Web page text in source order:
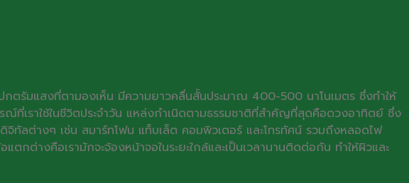
กตรัมแสงที่ตามองเห็น มีความยาวคลื่นสั้นประมาณ 400-500 นาโนเมตร ซึ่งทำให้
เราใช้ในชีวิตประจำวัน แหล่งกำเนิดตามธรรมชาติที่สำคัญที่สุดคือดวงอาทิตย์ ซึ่ง
ลต่างๆ เช่น สมาร์ทโฟน แท็บเล็ต คอมพิวเตอร์ และโทรทัศน์ รวมถึงหลอดไฟ
ต่างคือเรามักจะจ้องหน้าจอในระยะใกล้และเป็นเวลานานติดต่อกัน ทำให้ผิวและ